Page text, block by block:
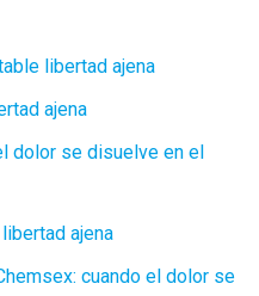
libertad ajena
ajena
dolor se disuelve en el
ajena
cuando el dolor se